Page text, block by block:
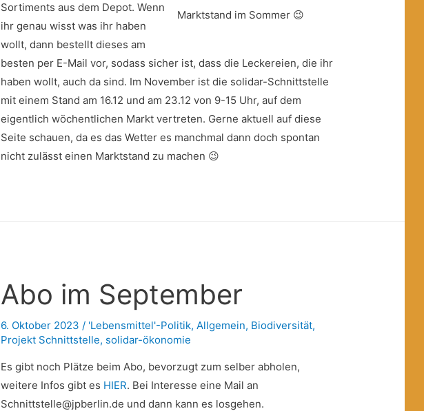
Marktstand im Sommer 😉
Sortiments aus dem Depot. Wenn
ihr genau wisst was ihr haben
wollt, dann bestellt dieses am
besten per E-Mail vor, sodass sicher ist, dass die Leckereien, die ihr
haben wollt, auch da sind. Im November ist die solidar-Schnittstelle
mit einem Stand am 16.12 und am 23.12 von 9-15 Uhr, auf dem
eigentlich wöchentlichen Markt vertreten. Gerne aktuell auf diese
Seite schauen, da es das Wetter es manchmal dann doch spontan
nicht zulässt einen Marktstand zu machen 😉
Abo im September
6. Oktober 2023 / 'Lebensmittel'-Politik, Allgemein, Biodiversität,
Projekt Schnittstelle, solidar-ökonomie
Es gibt noch Plätze beim Abo, bevorzugt zum selber abholen,
weitere Infos gibt es HIER. Bei Interesse eine Mail an
Schnittstelle@jpberlin.de und dann kann es losgehen.